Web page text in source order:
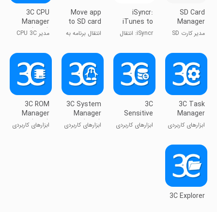
SD Card
Manager
For Android
مدیر کارت SD
iSyncr:
iTunes to
AndroidiSyncr: انتقال
اندروید
Move app
to SD card
انتقال برنامه به
3C CPU
Manager
(root)مدیر CPU 3C
3C Task
Manager
ابزارهای کاربردی
3C
Sensitive
Backups
ابزارهای کاربردی
3C System
Manager
(root)
ابزارهای کاربردی
3C ROM
Manager
(root)
ابزارهای کاربردی
3C Explorer